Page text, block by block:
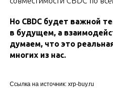
Но CBDC будет важной
в будущем, а
думаем, что это
многих из нас.
Ссылка на источник: xrp-buy.ru